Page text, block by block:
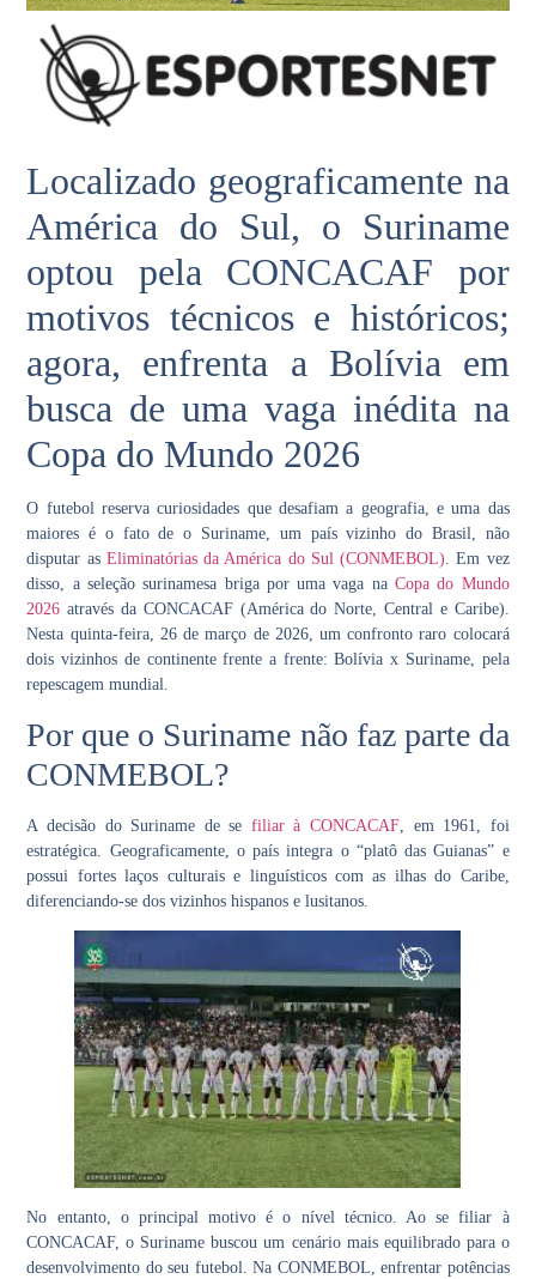
Localizado geograficamente na
América do Sul, o Suriname
optou pela CONCACAF por
motivos técnicos e históricos;
agora, enfrenta a Bolívia em
busca de uma vaga inédita na
Copa do Mundo 2026
O futebol reserva curiosidades que desafiam a geografia, e uma das
maiores é o fato de o Suriname, um país vizinho do Brasil, não
disputar as Eliminatórias da América do Sul (CONMEBOL). Em vez
disso, a seleção surinamesa briga por uma vaga naCopa do Mundo
2026 através da CONCACAF(América do Norte, Central e Caribe).
Nesta quinta-feira, 26 de março de 2026, um confronto raro colocará
dois vizinhos de continente frente a frente:Bolívia x Suriname, pela
repescagem mundial.
Por que o Suriname não faz parte da
CONMEBOL?
A decisão do Suriname de se filiar à CONCACAF, em 1961, foi
estratégica. Geograficamente, o país integra o “platô das Guianas” e
possui fortes laços culturais e linguísticos com as ilhas do Caribe,
diferenciando-se dos vizinhos hispanos e lusitanos.
No entanto, o principal motivo é o nível técnico. Ao se filiar à
CONCACAF, o Suriname buscou um cenário mais equilibrado para o
desenvolvimento do seu futebol. Na CONMEBOL, enfrentar potências